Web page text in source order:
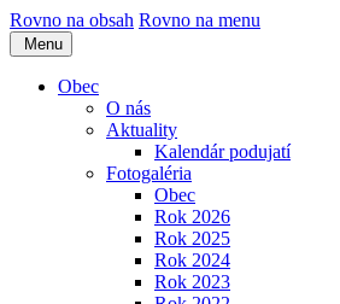
Rovno na obsah Rovno na menu
Menu
Obec
O nás
Aktuality
Kalendár podujatí
Fotogaléria
Obec
Rok 2026
Rok 2025
Rok 2024
Rok 2023